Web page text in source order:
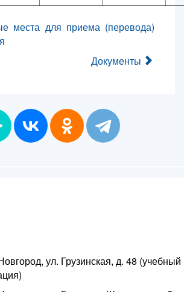
места для приема (перевода)
Документы
ул. Грузинская, д. 48 (учебный